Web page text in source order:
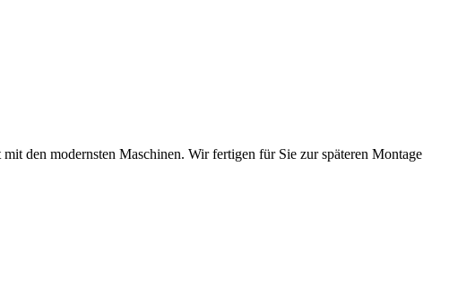
den modernsten Maschinen. Wir fertigen für Sie zur späteren Montage